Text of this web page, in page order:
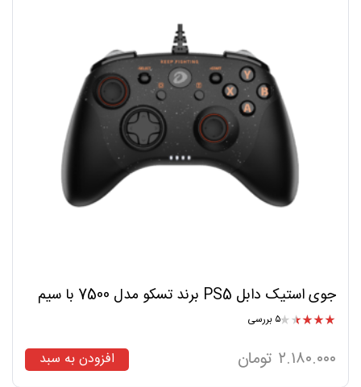
جوی استیک دابل PS5 برند تسکو مدل 7500 با سیم
۵
۵ بررسی
۲.۱۸۰.۰۰۰ تومان افزودن به سبد